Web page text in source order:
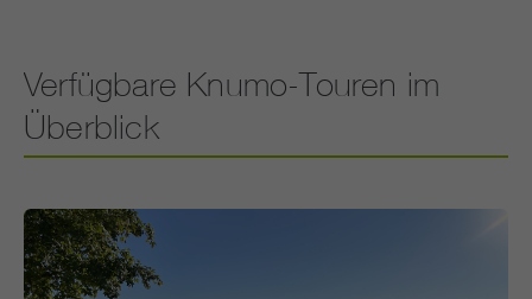
Verfügbare Knumo-Touren im
Überblick